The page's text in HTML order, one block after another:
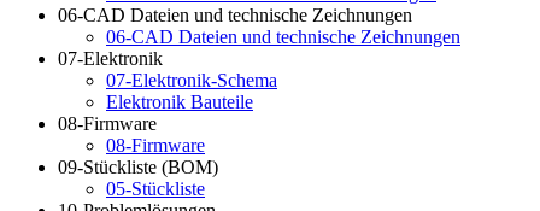
06-CAD Dateien und technische Zeichnungen
06-CAD Dateien und technische Zeichnungen
07-Elektronik
07-Elektronik-Schema
Elektronik Bauteile
08-Firmware
08-Firmware
09-Stückliste (BOM)
05-Stückliste